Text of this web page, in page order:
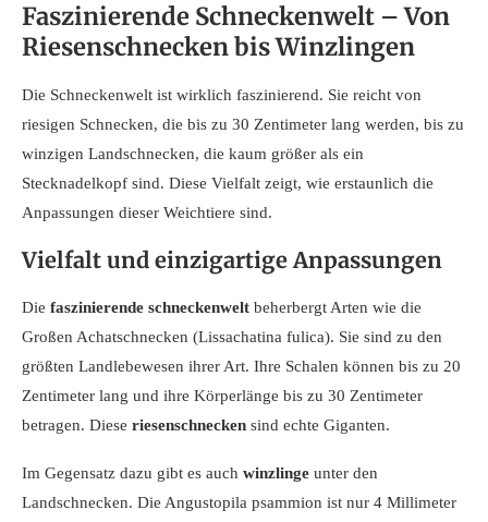
Faszinierende Schneckenwelt – Von
Riesenschnecken bis Winzlingen
Die Schneckenwelt ist wirklich faszinierend. Sie reicht von
riesigen Schnecken, die bis zu 30 Zentimeter lang werden, bis zu
winzigen Landschnecken, die kaum größer als ein
Stecknadelkopf sind. Diese Vielfalt zeigt, wie erstaunlich die
Anpassungen dieser Weichtiere sind.
Vielfalt und einzigartige Anpassungen
Die faszinierende schneckenwelt beherbergt Arten wie die
Großen Achatschnecken (Lissachatina fulica). Sie sind zu den
größten Landlebewesen ihrer Art. Ihre Schalen können bis zu 20
Zentimeter lang und ihre Körperlänge bis zu 30 Zentimeter
betragen. Diese riesenschnecken sind echte Giganten.
Im Gegensatz dazu gibt es auch winzlinge unter den
Landschnecken. Die Angustopila psammion ist nur 4 Millimeter